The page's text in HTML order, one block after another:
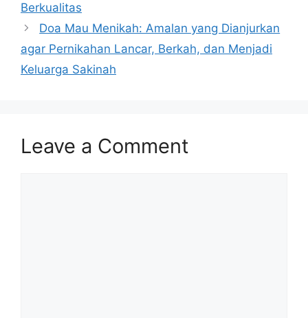
Berkualitas
Doa Mau Menikah: Amalan yang Dianjurkan
agar Pernikahan Lancar, Berkah, dan Menjadi
Keluarga Sakinah
Leave a Comment